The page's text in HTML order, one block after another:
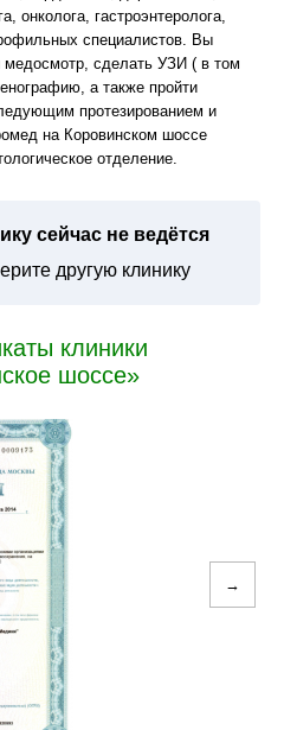
онколога, гастроэнтеролога,
специалистов. Вы
сделать УЗИ ( в том
а также пройти
протезированием и
на Коровинском шоссе
отделение.
сейчас не ведётся
другую клинику
клиники
шоссе»
→